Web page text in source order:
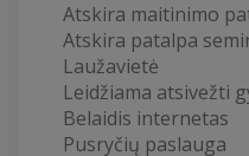
Atskira maitinimo
Atskira patalpa
Laužavietė
Leidžiama atsivežti
Belaidis internetas
Pusryčių paslauga